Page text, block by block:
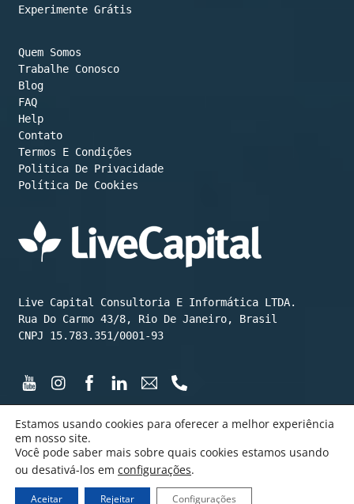
Experimente Grátis
Quem Somos
Trabalhe Conosco
Blog
FAQ
Help
Contato
Termos E Condições
Política De Cookies
Live Capital Consultoria E Informática LTDA.
Rua Do Carmo 43/8, Rio De Janeiro, Brasil
CNPJ 15.783.351/0001-93
©️ LiveCapital 2015 até hoje
Feito com ❤️💰😄 por LiveCapital
Estamos usando cookies para oferecer a melhor experiência
em nosso site.
Você pode saber mais sobre quais cookies estamos usando
ou desativá-los em configurações.
Aceitar Rejeitar Configurações